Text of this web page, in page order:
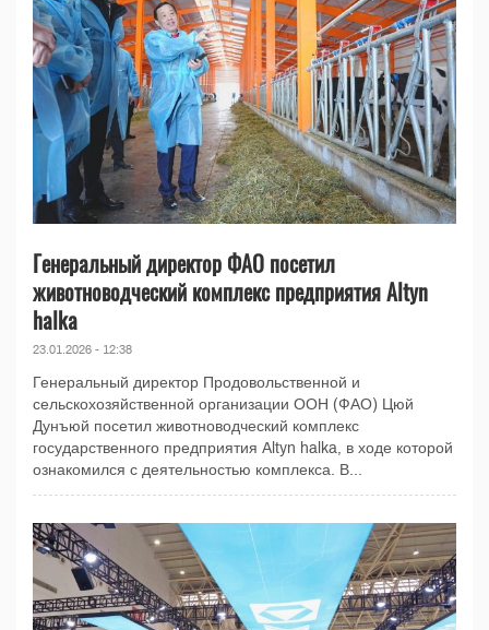
Генеральный директор ФАО посетил
животноводческий комплекс предприятия Altyn
halka
23.01.2026 - 12:38
Генеральный директор Продовольственной и
сельскохозяйственной организации ООН (ФАО) Цюй
Дунъюй посетил животноводческий комплекс
государственного предприятия Altyn halka, в ходе которой
ознакомился с деятельностью комплекса. В...